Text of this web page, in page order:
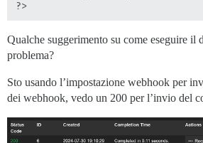
Qualche suggerimento su come eseguire il
problema?
Sto usando l’impostazione webhook per
dei webhook, vedo un 200 per l’invio del